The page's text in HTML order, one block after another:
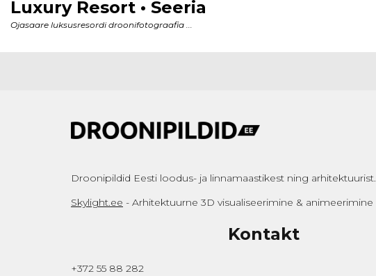
Droonipildid Eesti loodus- ja linnamaastikest ning arhitektuurist.
Skylight.ee - Arhitektuurne 3D visualiseerimine & animeerimine
Kontakt
+372 55 88 282